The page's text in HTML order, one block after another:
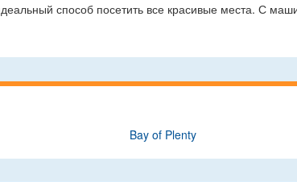
способ посетить все красивые места. С
Bay of Plenty